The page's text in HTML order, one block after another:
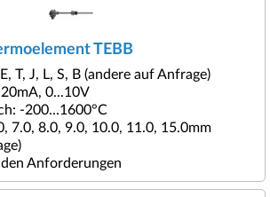
TEBB
T, J, L, S, B (andere auf Anfrage)
0...10V
-200...1600°C
7.0, 8.0, 9.0, 10.0, 11.0, 15.0mm
Anforderungen